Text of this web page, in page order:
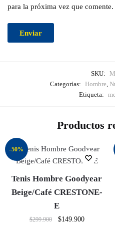
para la próxima vez que comente.
SKU:
Categorías: Hombre
Etiqueta:
Productos
-50%
Tenis Hombre Goodyear
Beige/Café CRESTONE-
E
$299.900 $149.900